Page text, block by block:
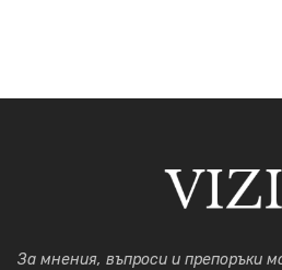
За мнения, въпроси и препоръки